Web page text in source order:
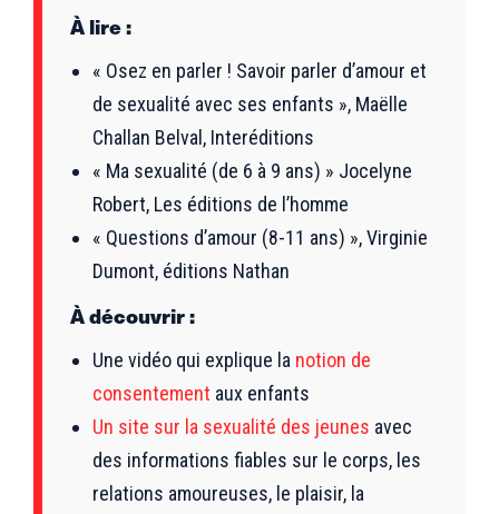
À lire :
« Osez en parler ! Savoir parler d’amour et
de sexualité avec ses enfants », Maëlle
Challan Belval, Interéditions
« Ma sexualité (de 6 à 9 ans) » Jocelyne
Robert, Les éditions de l’homme
« Questions d’amour (8-11 ans) », Virginie
Dumont, éditions Nathan
À découvrir :
Une vidéo qui explique la notion de
consentement aux enfants
Un site sur la sexualité des jeunes avec
des informations fiables sur le corps, les
relations amoureuses, le plaisir, la